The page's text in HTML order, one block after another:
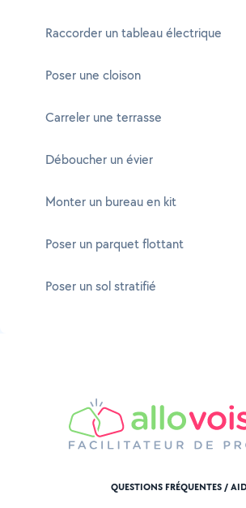
Raccorder un tableau électrique
Poser une cloison
Carreler une terrasse
Déboucher un évier
Monter un bureau en kit
Poser un parquet flottant
Poser un sol stratifié
QUESTIONS FRÉQUENTES /